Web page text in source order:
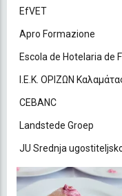
EfVET
Apro Formazione
Escola de Hotelaria de
Ι.Ε.Κ. ΟΡΙΖΩΝ
CEBANC
Landstede Groep
JU Srednja